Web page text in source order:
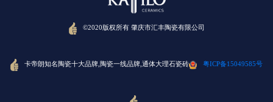
©2020版权所有 肇庆市汇丰陶瓷有限公司
卡帝朗知名陶瓷十大品牌,陶瓷一线品牌,通体大理石瓷砖 粤ICP备15049585号